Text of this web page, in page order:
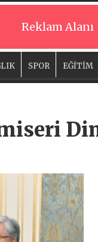
Reklam Alanı
SPOR EĞİTİM